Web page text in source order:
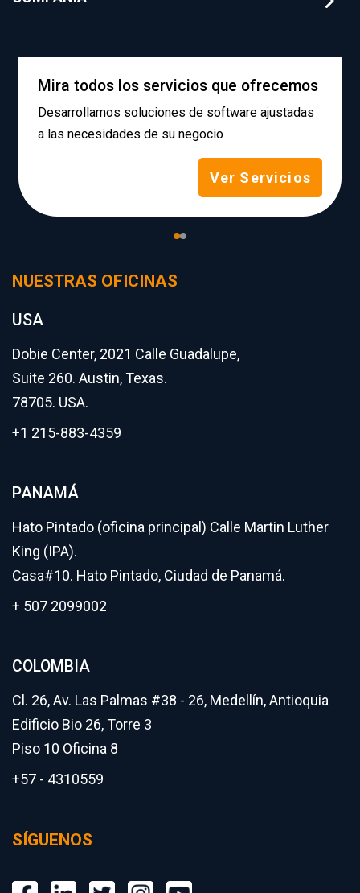
Mira todos los servicios que ofrecemos
Desarrollamos soluciones de software ajustadas
a las necesidades de su negocio
Ver Servicios
NUESTRAS OFICINAS
USA
Dobie Center, 2021 Calle Guadalupe,
Suite 260. Austin, Texas.
78705. USA.
+1 215-883-4359
PANAMÁ
Hato Pintado (oficina principal) Calle Martin Luther
King (IPA).
Casa#10. Hato Pintado, Ciudad de Panamá.
+ 507 2099002
COLOMBIA
Cl. 26, Av. Las Palmas #38 - 26, Medellín, Antioquia
Edificio Bio 26, Torre 3
Piso 10 Oficina 8
+57 - 4310559
SÍGUENOS